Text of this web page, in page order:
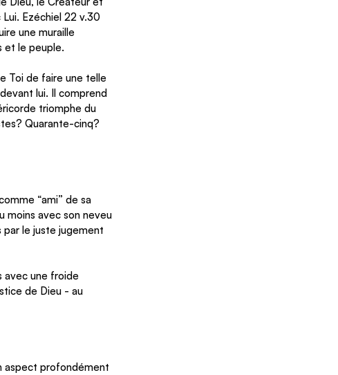
Ezéchiel 22 v.30
une muraille
et le peuple.
Toi de faire une telle
lui. Il comprend
triomphe du
Quarante-cinq?
“ami” de sa
moins avec son neveu
par le juste jugement
avec une froide
de Dieu - au
aspect profondément